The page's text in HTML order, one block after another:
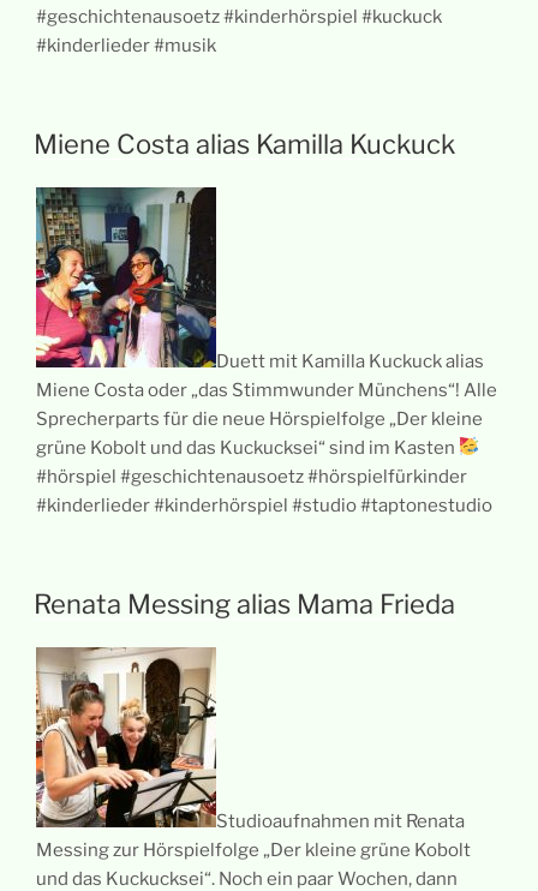
#geschichtenausoetz #kinderhörspiel #kuckuck
#kinderlieder #musik
Miene Costa alias Kamilla Kuckuck
Duett mit Kamilla Kuckuck alias
Miene Costa oder „das Stimmwunder Münchens“! Alle
Sprecherparts für die neue Hörspielfolge „Der kleine
grüne Kobolt und das Kuckucksei“ sind im Kasten
#hörspiel #geschichtenausoetz #hörspielfürkinder
#kinderlieder #kinderhörspiel #studio #taptonestudio
Renata Messing alias Mama Frieda
Studioaufnahmen mit Renata
Messing zur Hörspielfolge „Der kleine grüne Kobolt
und das Kuckucksei“. Noch ein paar Wochen, dann